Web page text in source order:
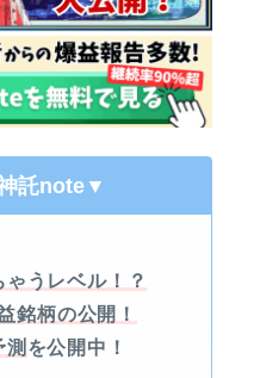
託note▼
うレベル！？
銘柄の公開！
を公開中！